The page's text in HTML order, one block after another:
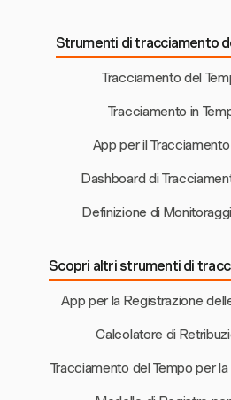
Strumenti di tracciamento
Tracciamento del
Tracciamento in
App per il
Dashboard di
Definizione di
Scopri altri strumenti di
App per la Registrazione
Calcolatore di
Tracciamento del Tempo per